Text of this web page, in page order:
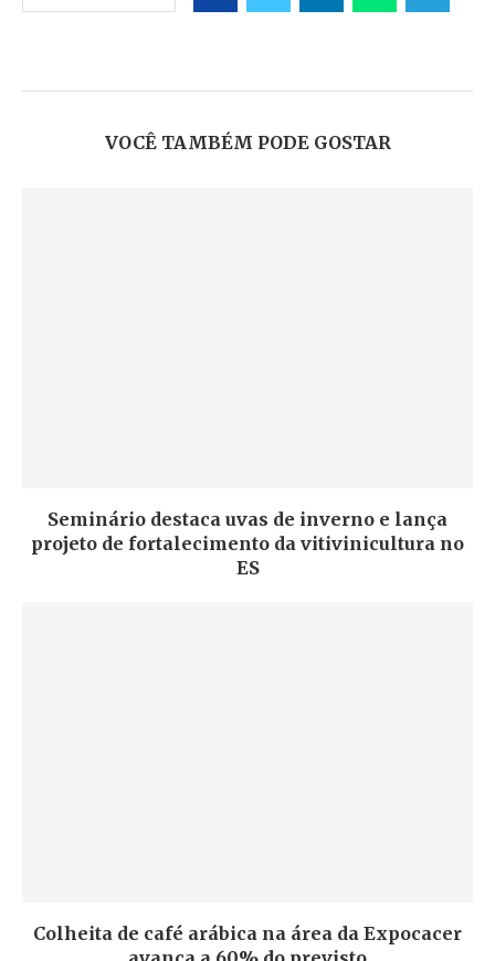
VOCÊ TAMBÉM PODE GOSTAR
Seminário destaca uvas de inverno e lança
projeto de fortalecimento da vitivinicultura no
ES
Colheita de café arábica na área da Expocacer